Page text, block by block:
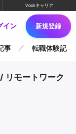
Vookキャリア
イン 新規登録
事 転職体験記
リモートワーク